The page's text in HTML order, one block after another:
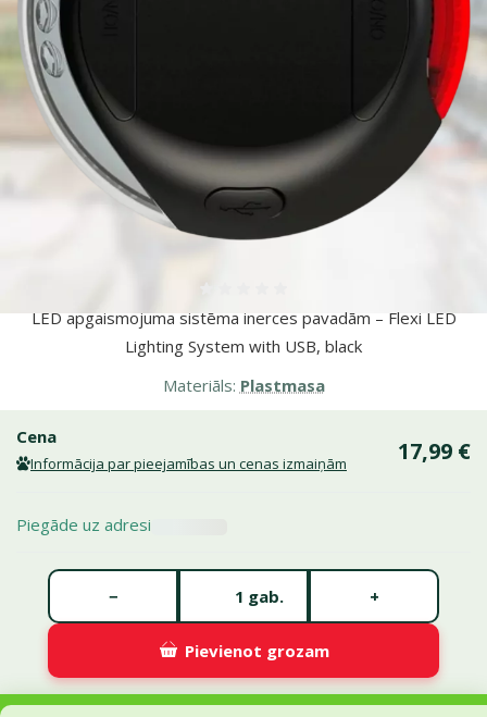
LED apgaismojuma sistēma inerces pavadām – Flexi LED
Lighting System with USB, black
Materiāls: Plastmasa
Cena
Informācija par pieejamības un cenas izmaiņām 17,99 €
Piegāde uz adresi
gab.
− +
Pievienot grozam